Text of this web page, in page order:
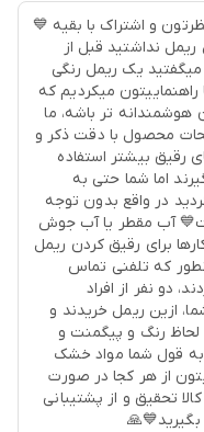
و اشتراک با بقیه 💙
نداشتید قبل از
میگفتید یک ریمل رنگی
راهنماییتون میکردیم که
هوشمندانه تر باشه، ما
محصول با دقت ذکر و
رقیق بیشتر استفاده
اما شما حتی به
در واقع بدون توجه
آب مقطر یا آب جوش
برای رقیق کردن ریمل
که تلفنی تماس
دو نفر از افراد
ازین ریمل خریدند و
لحاظ رنگ و پیگمنت و
قول شما مواد خشک
از هر کجا در صورت
تحقیق و از پشتیبانی